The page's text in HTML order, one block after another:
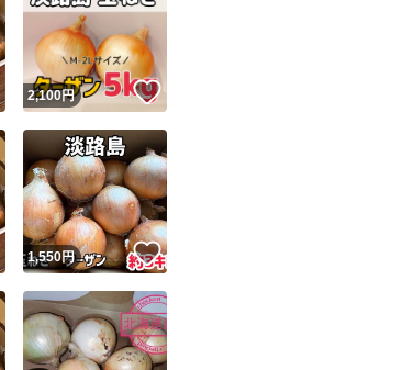
いいね！
2,100円
いいね！
1,550円 いいね！